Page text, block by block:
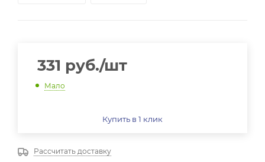
331 руб./шт
Мало
Купить в 1 клик
Рассчитать доставку